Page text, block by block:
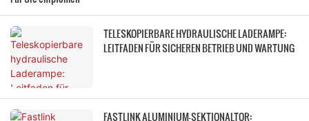
TELESKOPIERBARE HYDRAULISCHE LADERAMPE:
LEITFADEN FÜR SICHEREN BETRIEB UND WARTUNG
FASTLINK ALUMINIUM-SEKTIONALTOR: